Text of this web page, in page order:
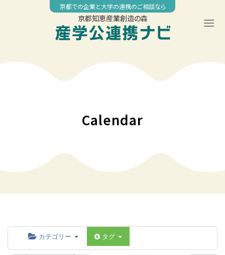
京都での企業と大学の連携のご相談なら
京都知恵産業創造の森
Calendar
カテゴリー タグ